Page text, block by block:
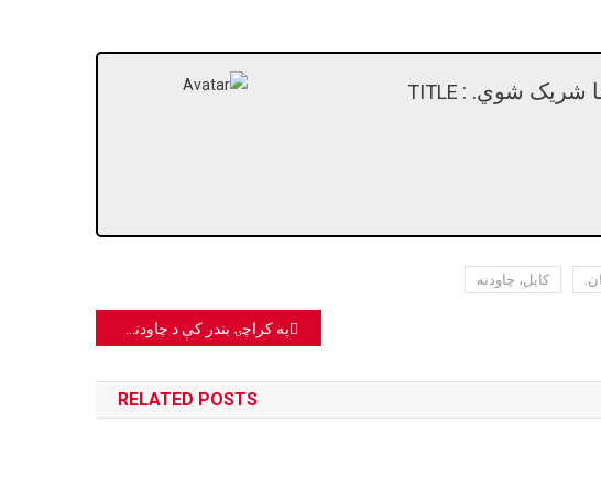
شریک شوي. :
کابل، چاودنه
په کراچۍ بندر کې د چاودنې ادعاوې دروغ دي.
RELATED POSTS